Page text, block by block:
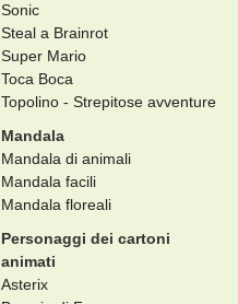
Sonic
Steal a Brainrot
Super Mario
Toca Boca
Topolino - Strepitose avventure
Mandala
Mandala di animali
Mandala facili
Mandala floreali
Personaggi dei cartoni
animati
Asterix